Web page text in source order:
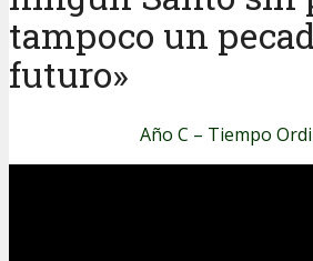
tampoco un
futuro»
Año C – Tiempo